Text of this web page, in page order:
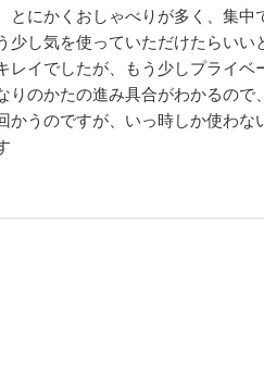
とにかくおしゃべりが多く、集中
少し気を使っていただけたらいい
レイでしたが、もう少しプライベ
りのかたの進み具合がわかるので
かうのですが、いっ時しか使わな